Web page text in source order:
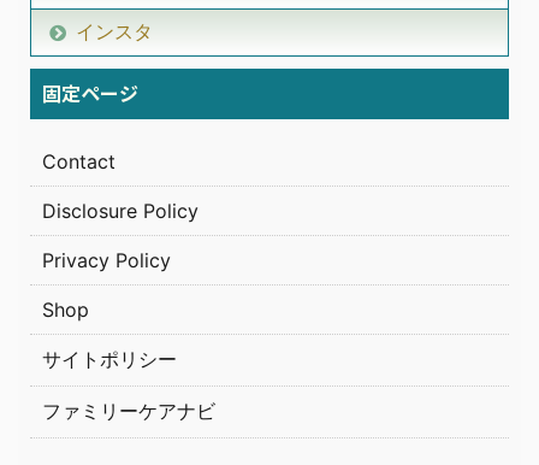
インスタ
固定ページ
Contact
Disclosure Policy
Privacy Policy
Shop
サイトポリシー
ファミリーケアナビ